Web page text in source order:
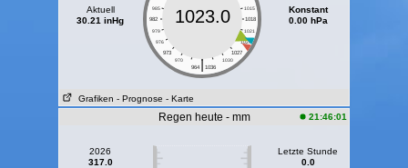
Aktuell
30.21 inHg
985
1015
982
1018
979
1021
976
1024
973
1027
970
1030
|
964 1036
1023.0
Konstant
0.00 hPa
Grafiken - Prognose - Karte
Regen heute - mm 21:46:01
2026
317.0
Letzte Stunde
0.0